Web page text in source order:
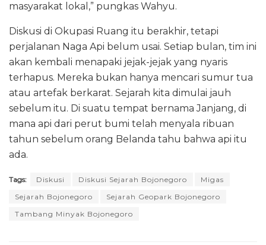
masyarakat lokal,” pungkas Wahyu.
Diskusi di Okupasi Ruang itu berakhir, tetapi
perjalanan Naga Api belum usai. Setiap bulan, tim ini
akan kembali menapaki jejak-jejak yang nyaris
terhapus. Mereka bukan hanya mencari sumur tua
atau artefak berkarat. Sejarah kita dimulai jauh
sebelum itu. Di suatu tempat bernama Janjang, di
mana api dari perut bumi telah menyala ribuan
tahun sebelum orang Belanda tahu bahwa api itu
ada.
Tags: Diskusi Diskusi Sejarah Bojonegoro
Migas
Sejarah Bojonegoro
Sejarah Geopark Bojonegoro
Tambang Minyak Bojonegoro